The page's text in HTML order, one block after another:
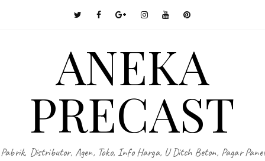
ANEKA
PRECAST
Pabrik, Distributor, Agen, Toko, Info Harga, U Ditch Beton, Pagar Panel